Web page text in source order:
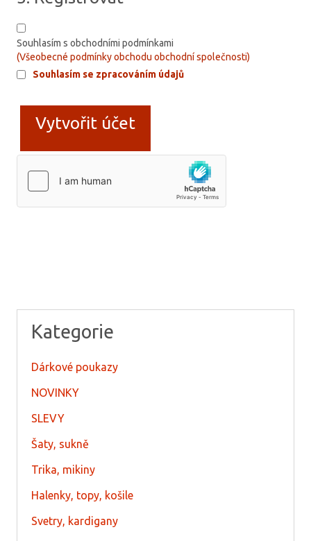
Souhlasím s obchodními podmínkami
(Všeobecné podmínky obchodu obchodní společnosti)
Souhlasím se zpracováním údajů
Vytvořit účet
Kategorie
Dárkové poukazy
NOVINKY
SLEVY
Šaty, sukně
Trika, mikiny
Halenky, topy, košile
Svetry, kardigany